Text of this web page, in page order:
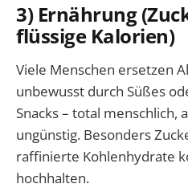
3) Ernährung
flüssige Kalorien)
Viele Menschen ersetzen
unbewusst durch Süßes
Snacks – total menschlich,
ungünstig. Besonders
raffinierte Kohlenhydrate
hochhalten.